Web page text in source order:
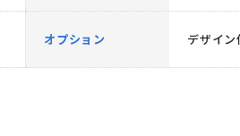
オプション デザイン